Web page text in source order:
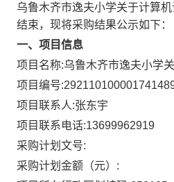
乌鲁木齐市逸夫小学关于计算
结束，现将采购结果公示如下：
一、项目信息
项目名称:乌鲁木齐市逸夫小学
项目编号:
项目联系人:张东宇
项目联系电话:13699962919
采购计划文号:
采购计划金额（元）: